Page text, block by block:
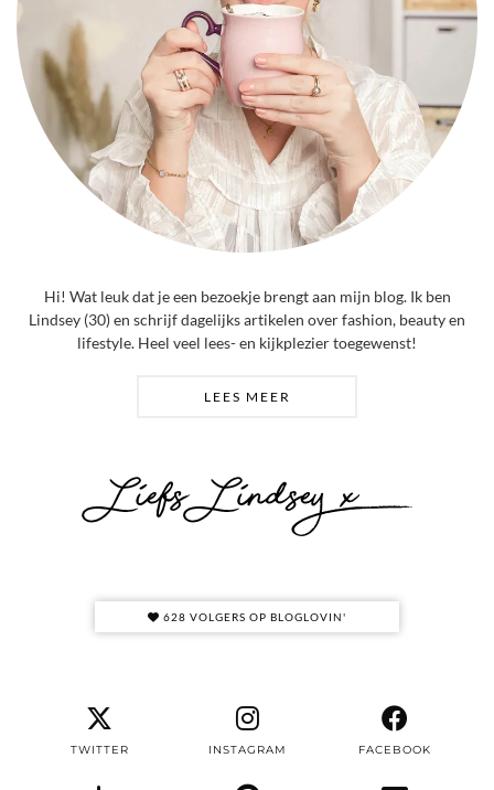
Hi! Wat leuk dat je een bezoekje brengt aan mijn blog. Ik ben
Lindsey (30) en schrijf dagelijks artikelen over fashion, beauty en
lifestyle. Heel veel lees- en kijkplezier toegewenst!
LEES MEER
628 VOLGERS OP BLOGLOVIN'
TWITTER INSTAGRAM FACEBOOK